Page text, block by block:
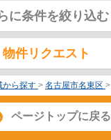
に条件を絞り込む
物件リクエスト
から探す > 名古屋市名東区 >
ページトップに戻る